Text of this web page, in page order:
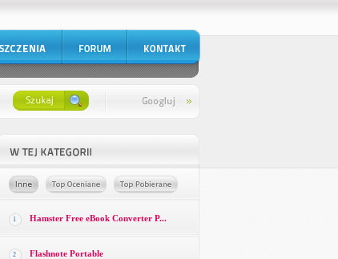
1 Hamster Free eBook Converter P...
2 Flashnote Portable